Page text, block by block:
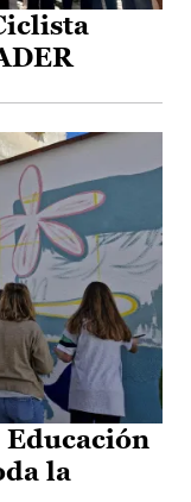
Educación
la